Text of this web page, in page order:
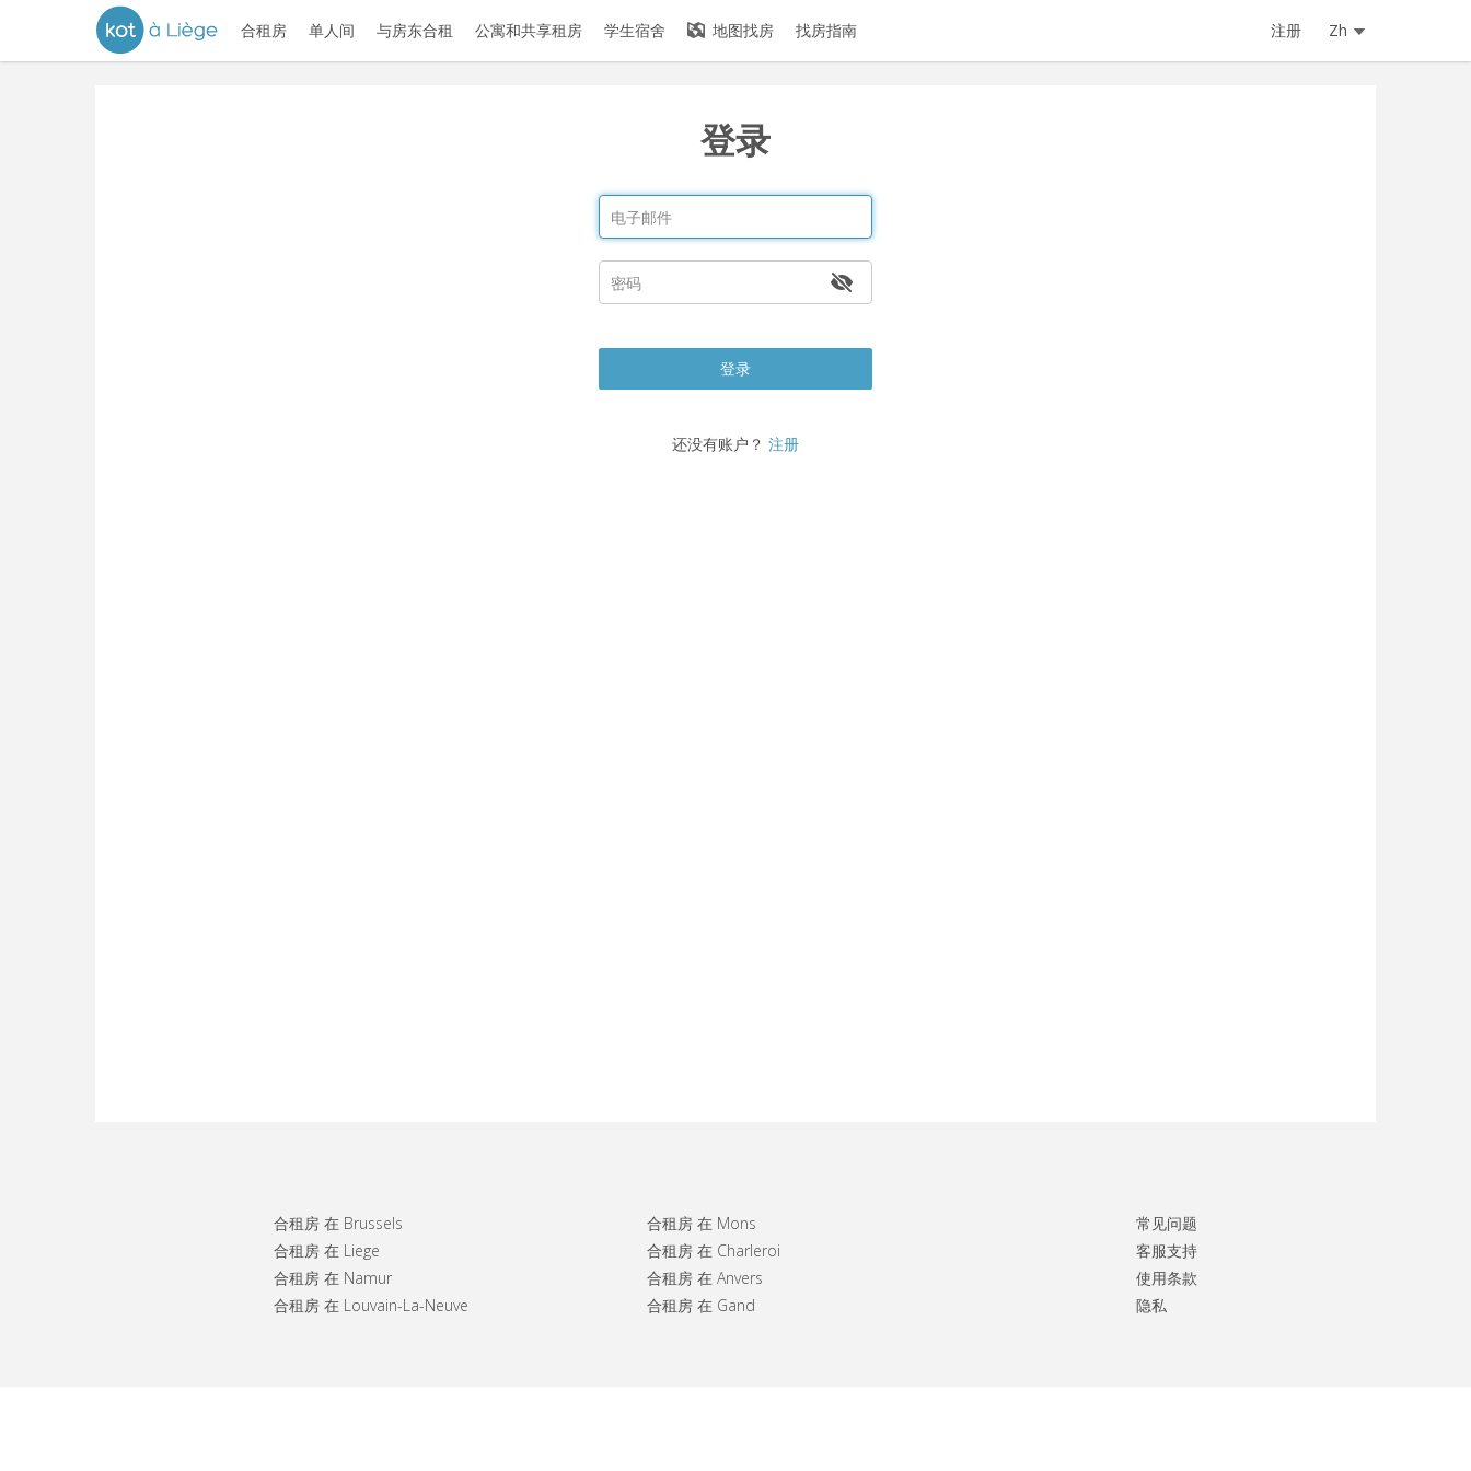
合租房 单人间 与房东合租 公寓和共享租房 学生宿舍 地图找房 找房指南 注册 Zh
登录
登录
还没有账户？ 注册
合租房 在 Brussels
合租房 在 Liege
合租房 在 Namur
合租房 在 Louvain-La-Neuve
合租房 在 Mons
合租房 在 Charleroi
合租房 在 Anvers
合租房 在 Gand
常见问题
客服支持
使用条款
隐私